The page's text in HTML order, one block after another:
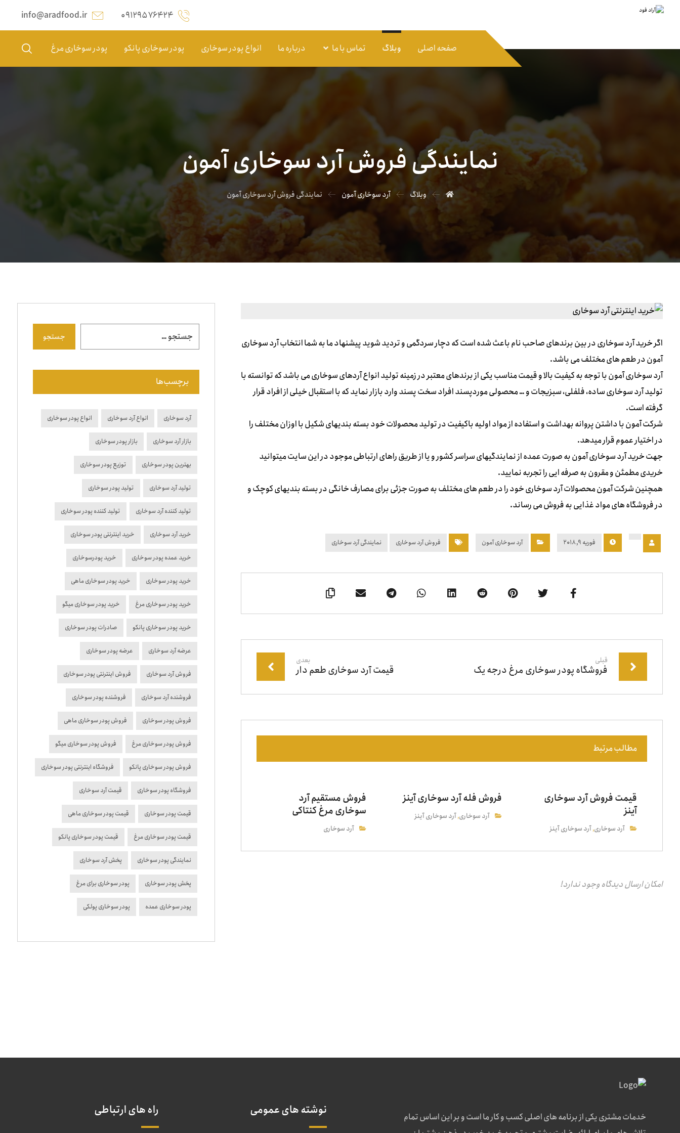
info@aradfood.ir ۰۹۱۲۹۵۷۶۴۲۴
صفحه اصلی وبلاگ تماس با ما درباره ما انواع پودر سوخاری پودر سوخاری پانکو پودر سوخاری مرغ
نمایندگی فروش آرد سوخاری آمون
وبلاگ آرد سوخاری آمون نمایندگی فروش آرد سوخاری آمون
اگر خرید آرد سوخاری در بین برندهای صاحب نام باعث شده است که دچار سردگمی و تردید شوید پیشنهاد ما به شما انتخاب آرد سوخاری
آمون در طعم های مختلف می باشد.
آرد سوخاری آمون با توجه به کیفیت بالا و قیمت مناسب یکی از برندهای معتبر در زمینه تولید انواع آردهای سوخاری می باشد که توانسته با
تولید آرد سوخاری ساده، فلفلی، سبزیجات و … محصولی موردپسند افراد سخت پسند وارد بازار نماید که با استقبال خیلی از افراد قرار
گرفته است.
شرکت آمون با داشتن پروانه بهداشت و استفاده از مواد اولیه باکیفیت در تولید محصولات خود بسته بندیهای شکیل با اوزان مختلف را
در اختیار عموم قرار میدهد.
جهت خرید آرد سوخاری آمون به صورت عمده از نمایندگیهای سراسر کشور و یا از طریق راهای ارتباطی موجود در این سایت میتوانید
خریدی مطمئن و مقرون به صرفه ایی را تجربه نمایید.
همچنین شرکت آمون محصولات آرد سوخاری خود را در طعم های مختلف به صورت جزئی برای مصارف خانگی در بسته بندیهای کوچک و
در فروشگاه های مواد غذایی به فروش می رساند.
فوریه ۹, ۲۰۱۸ آرد سوخاری آمون فروش آرد سوخاری نمایندگی آرد سوخاری
قبلی
فروشگاه پودر سوخاری مرغ درجه یک
بعدی
قیمت آرد سوخاری طعم دار
مطالب مرتبط
قیمت فروش آرد سوخاری
آینز
آرد سوخاری,آرد سوخاری آینز
فروش فله آرد سوخاری آینز
آرد سوخاری,آرد سوخاری آینز
فروش مستقیم آرد
سوخاری مرغ کنتاکی
آرد سوخاری
امکان ارسال دیدگاه وجود ندارد!
جستجو
برچسب‌ها
آرد سوخاری انواع آرد سوخاری انواع پودر سوخاری
بازار آرد سوخاری بازار پودر سوخاری
بهترین پودر سوخاری توزیع پودر سوخاری
تولید آرد سوخاری تولید پودر سوخاری
تولید کننده آرد سوخاری تولید کننده پودر سوخاری
خرید آرد سوخاری خرید اینترنتی پودر سوخاری
خرید عمده پودر سوخاری خرید پودرسوخاری
خرید پودر سوخاری خرید پودر سوخاری ماهی
خرید پودر سوخاری مرغ خرید پودر سوخاری میگو
خرید پودر سوخاری پانکو صادرات پودر سوخاری
عرضه آرد سوخاری عرضه پودر سوخاری
فروش آرد سوخاری فروش اینترنتی پودر سوخاری
فروشنده آرد سوخاری فروشنده پودر سوخاری
فروش پودر سوخاری فروش پودر سوخاری ماهی
فروش پودر سوخاری مرغ فروش پودر سوخاری میگو
فروش پودر سوخاری پانکو فروشگاه اینترنتی پودر سوخاری
فروشگاه پودر سوخاری قیمت آرد سوخاری
قیمت پودر سوخاری قیمت پودر سوخاری ماهی
قیمت پودر سوخاری مرغ قیمت پودر سوخاری پانکو
نمایندگی پودر سوخاری پخش آرد سوخاری
پخش پودر سوخاری پودر سوخاری برای مرغ
پودر سوخاری عمده پودر سوخاری پولکی
خدمات مشتری یکی از برنامه های اصلی کسب و کار ما است و بر این اساس تمام
نوشته های عمومی راه های ارتباطی